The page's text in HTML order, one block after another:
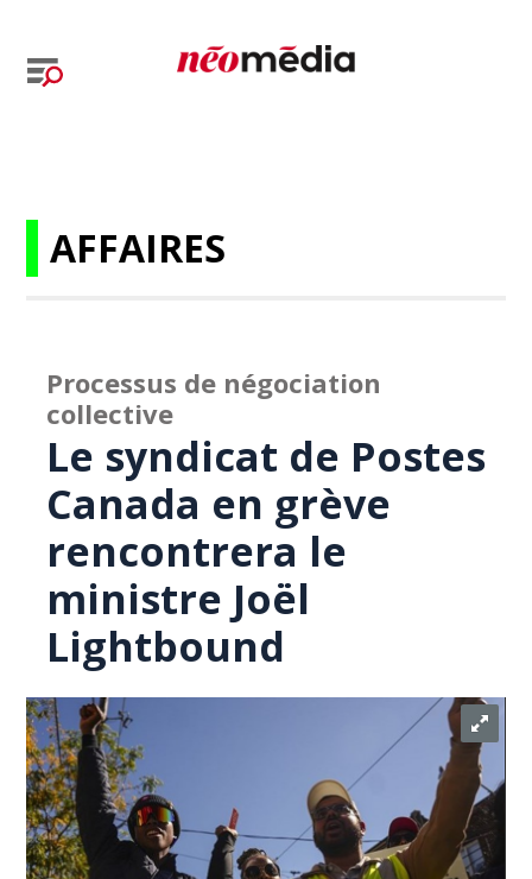
AFFAIRES
Processus de négociation
collective
Le syndicat de Postes
Canada en grève
rencontrera le
ministre Joël
Lightbound